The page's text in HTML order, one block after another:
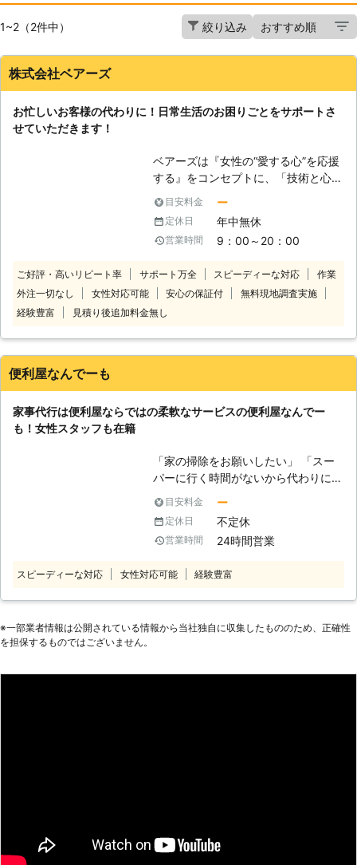
1~2（2件中） 絞り込み
株式会社ベアーズ
お忙しいお客様の代わりに！日常生活のお困りごとをサポートさ
せていただきます！
ベアーズは『女性の“愛する心”を応援
する』をコンセプトに、「技術と心の
向上に対する教育の徹底」と「感謝と
笑顔」という2つの“こだわり”を企業
理念に掲げ、常に“お客様感動度
120%”を目指しております。 家事代行
ーとして、以下をお約束いたします。
【安全】～登録スタッフ5200人～ ベ
アーズレディは全員直接雇用。 業界
せすることなく細やかで真心を込めた
だしなみ・笑顔といったマナー・マイ
ンドから実技に至るまで、7つのオリ
ドをもった、元気で明るい女性スタッ
フ＝ベアーズレディがお伺いいたしま
す。 【感動】～お客様感動度120%の
り」を提供することがベアーズの努
め。すべての方の笑顔のために全力で
目安料金 ー
定休日 年中無休
営業時間 9：00～20：00
ご好評・高いリピート率 サポート万全 スピーディーな対応
作業
外注一切なし
女性対応可能 安心の保証付
無料現地調査実施
経験豊富
見積り後追加料金無し
便利屋なんでーも
家事代行は便利屋ならではの柔軟なサービスの便利屋なんでー
も！女性スタッフも在籍
「家の掃除をお願いしたい」 「スー
パーに行く時間がないから代わりに買
い物に行って欲しい」 「庭の草が気
になるから草刈りを依頼したい」
「ちょっと部屋の模様替えをしてほし
い」 このようなご要望があるときに
任せください。当店は大阪市淀川区に
事のお手伝いをいたしますので、お気
物代行（献立も一緒に考えます） 病
☆時間制！その時に必要なことをお手
目安料金 ー
定休日 不定休
営業時間 24時間営業
スピーディーな対応 女性対応可能 経験豊富
※⼀部業者情報は公開されている情報から当社独⾃に収集したもののため、正確性
を担保するものではございません。